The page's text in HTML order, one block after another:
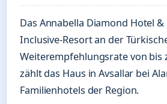
Das Annabella Diamond Hotel
Inclusive-Resort an der
Weiterempfehlungsrate von bis
zählt das Haus in Avsallar bei
Familienhotels der Region.